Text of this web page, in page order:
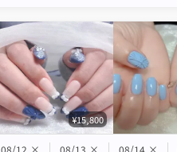
¥15,800